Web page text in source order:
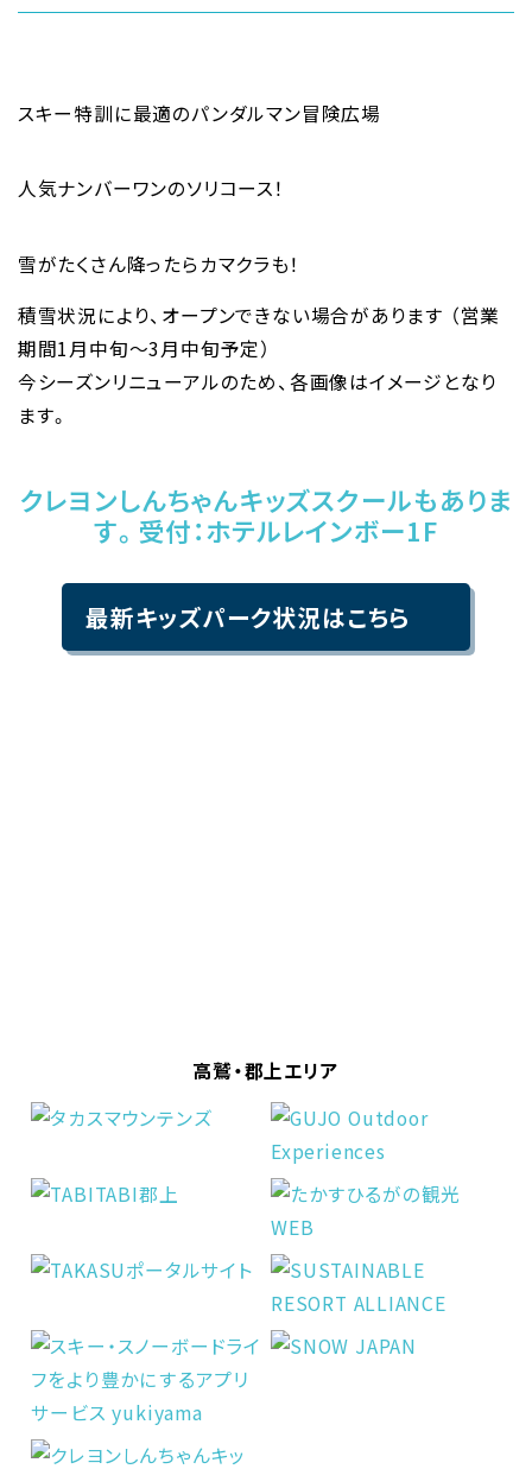
スキー特訓に最適のパンダルマン冒険広場
人気ナンバーワンのソリコース！
雪がたくさん降ったらカマクラも！
積雪状況により、オープンできない場合があります （営業
期間1月中旬～3月中旬予定）
今シーズンリニューアルのため、各画像はイメージとなり
ます。
クレヨンしんちゃんキッズスクールもありま
す。受付：ホテルレインボー1F
最新キッズパーク状況はこちら
高鷲・郡上エリア